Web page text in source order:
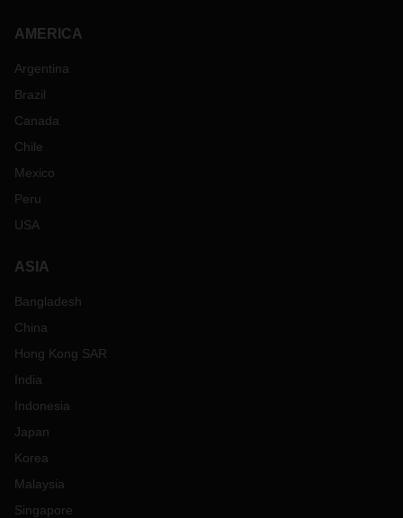
AMERICA
Argentina
Brazil
Canada
Chile
Mexico
Peru
USA
ASIA
Bangladesh
China
Hong Kong SAR
India
Indonesia
Japan
Korea
Malaysia
Singapore